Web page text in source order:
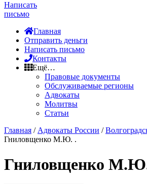
Написать
письмо
Главная
Отправить деньги
Написать письмо
Контакты
Ещё…
Правовые документы
Обслуживаемые регионы
Адвокаты
Молитвы
Статьи
Главная / Адвокаты России /
Гниловщенко М.Ю. .
Гниловщенко